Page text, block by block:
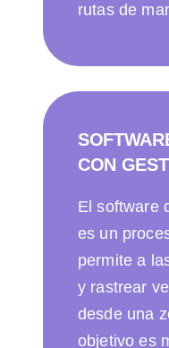
rutas de
CON
El software
es un
permite a
y rastrear
desde una
objetivo es